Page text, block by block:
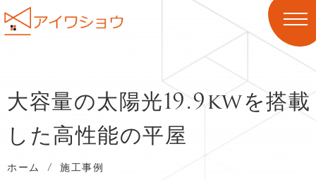
大容量の太陽光19.9kwを搭載
した高性能の平屋
ホーム / 施工事例